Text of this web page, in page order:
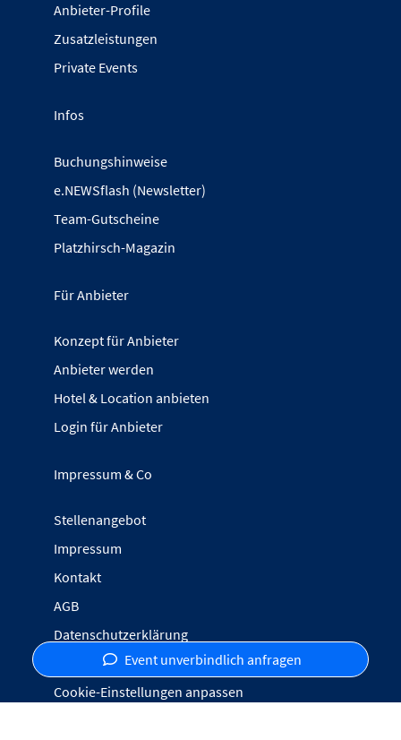
Event unverbindlich anfragen
Anbieter-Profile
Zusatzleistungen
Private Events
Infos
Buchungshinweise
e.NEWSflash (Newsletter)
Team-Gutscheine
Platzhirsch-Magazin
Für Anbieter
Konzept für Anbieter
Anbieter werden
Hotel & Location anbieten
Login für Anbieter
Impressum & Co
Stellenangebot
Impressum
Kontakt
AGB
Datenschutzerklärung
Inhalte melden
Cookie-Einstellungen anpassen